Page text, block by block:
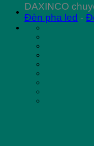
DAXINCO
Đèn pha led -